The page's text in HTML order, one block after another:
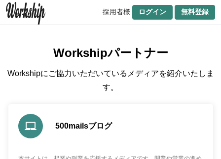
採用者様 ログイン 無料登録
Workshipパートナー
Workshipにご協力いただいているメディアを紹介いたしま
す。
500mailsブログ